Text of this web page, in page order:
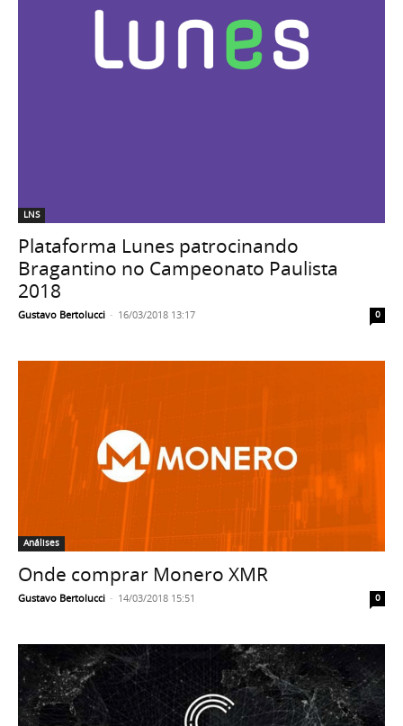
LNS
Plataforma Lunes patrocinando
Bragantino no Campeonato Paulista
2018
Gustavo Bertolucci - 16/03/2018 13:17 0
Análises
Onde comprar Monero XMR
Gustavo Bertolucci - 14/03/2018 15:51 0